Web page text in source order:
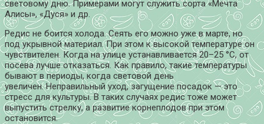
световому дню. Примерами могут служить сорта «Мечта
Алисы», «Дуся» и др.
Редис не боится холода. Сеять его можно уже в марте, но
под укрывной материал. При этом к высокой температуре он
чувствителен. Когда на улице устанавливается 20–25 °С, от
посева лучше отказаться. Как правило, такие температуры
бывают в периоды, когда световой день
увеличен. Неправильный уход, загущение посадок — это
стресс для культуры. В таких случаях редис тоже может
выпустить стрелку, а развитие корнеплодов при этом
остановится.